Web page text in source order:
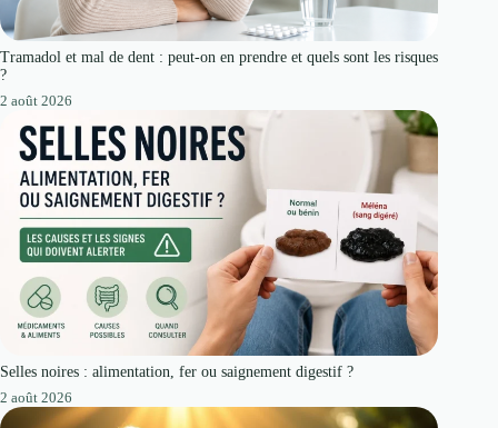
Tramadol et mal de dent : peut-on en prendre et quels sont les risques
?
2 août 2026
Selles noires : alimentation, fer ou saignement digestif ?
2 août 2026